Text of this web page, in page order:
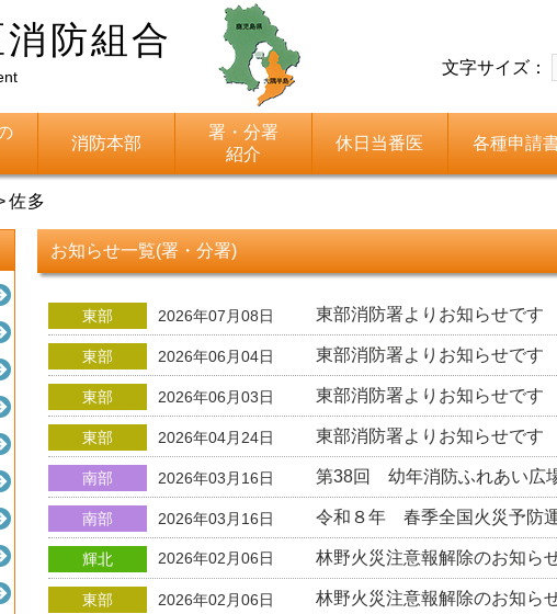
防組合
文字サイズ：
消防本部
署・分署
紹介
休日当番医 各種申請
佐多
お知らせ一覧(署・分署)
東部 2026年07月08日 東部消防署よりお知らせです
東部 2026年06月04日 東部消防署よりお知らせです
東部 2026年06月03日 東部消防署よりお知らせです
東部 2026年04月24日 東部消防署よりお知らせです
南部 2026年03月16日 第38回 幼年消防ふれあい広
南部 2026年03月16日 令和８年 春季全国火災予防
輝北 2026年02月06日 林野火災注意報解除のお知ら
東部 2026年02月06日 林野火災注意報解除のお知ら